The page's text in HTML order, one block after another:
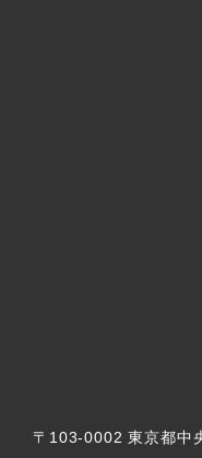
〒103-0002 東京都中